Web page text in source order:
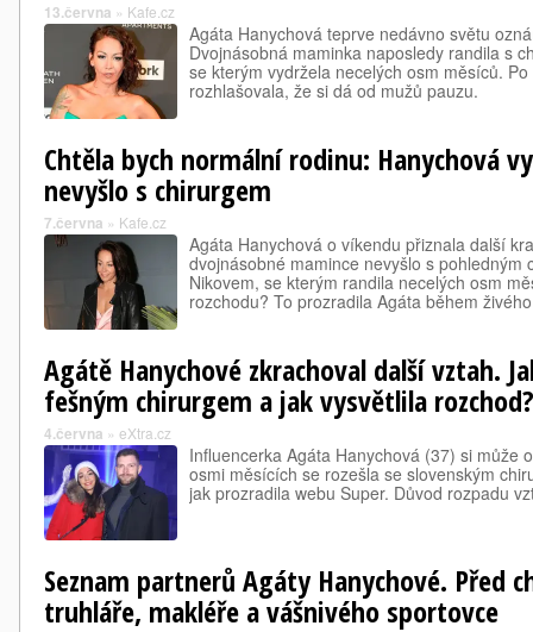
13.června » Kafe.cz
Agáta Hanychová teprve nedávno světu
Dvojnásobná maminka naposledy randila s
se kterým vydržela necelých osm měsíců.
rozhlašovala, že si dá od mužů pauzu.
Chtěla bych normální rodinu: Hanychová
nevyšlo s chirurgem
7.června » Kafe.cz
Agáta Hanychová o víkendu přiznala další
dvojnásobné mamince nevyšlo s pohledným
Nikovem, se kterým randila necelých osm
rozchodu? To prozradila Agáta během
Agátě Hanychové zkrachoval další vztah.
fešným chirurgem a jak vysvětlila rozchod?
4.června » eXtra.cz
Influencerka Agáta Hanychová (37) si může
osmi měsících se rozešla se slovenským
jak prozradila webu Super. Důvod rozpadu
Seznam partnerů Agáty Hanychové. Před
truhláře, makléře a vášnivého sportovce